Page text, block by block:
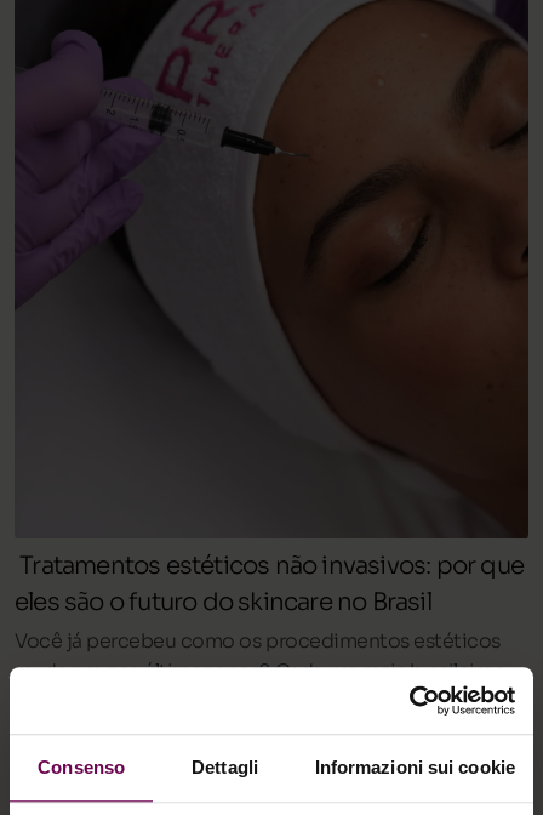
Consenso Dettagli Informazioni sui cookie
Tratamentos estéticos não invasivos: por que
eles são o futuro do skincare no Brasil
Você já percebeu como os procedimentos estéticos
mudaram nos últimos anos? Cada vez mais brasileiros
estão trocando agulhas e cirurgias por alternativas
modernas, seguras e eficazes. Os tratamentos estéticos
não invasivos se tornaram a nova aposta para quem